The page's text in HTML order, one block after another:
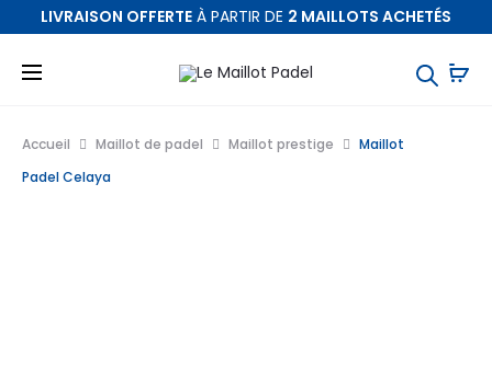
LIVRAISON OFFERTE À PARTIR DE 2 MAILLOTS ACHETÉS
Accueil Maillot de padel Maillot prestige
Maillot
Padel Celaya